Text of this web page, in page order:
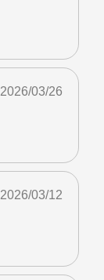
2026/03/26
2026/03/12